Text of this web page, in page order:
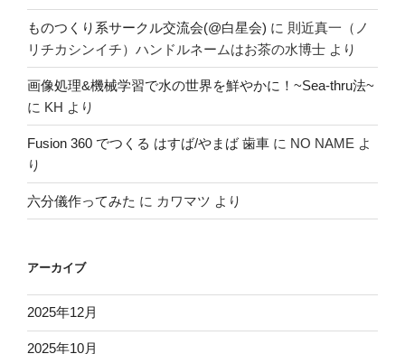
ものつくり系サークル交流会(@白星会) に 則近真一（ノ
リチカシンイチ）ハンドルネームはお茶の水博士 より
画像処理&機械学習で水の世界を鮮やかに！~Sea-thru法~
に KH より
Fusion 360 でつくる はすば/やまば 歯車 に NO NAME よ
り
六分儀作ってみた に カワマツ より
アーカイブ
2025年12月
2025年10月